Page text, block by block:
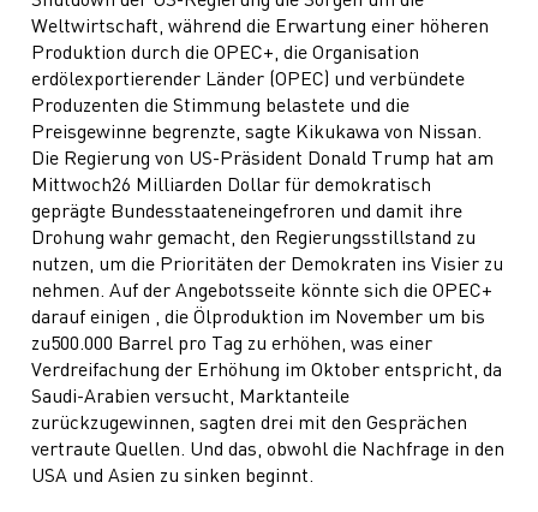
Weltwirtschaft, während die Erwartung einer höheren
Produktion durch die OPEC+, die Organisation
erdölexportierender Länder (OPEC) und verbündete
Produzenten die Stimmung belastete und die
Preisgewinne begrenzte, sagte Kikukawa von Nissan.
Die Regierung von US-Präsident Donald Trump hat am
Mittwoch26 Milliarden Dollar für demokratisch
geprägte Bundesstaateneingefroren und damit ihre
Drohung wahr gemacht, den Regierungsstillstand zu
nutzen, um die Prioritäten der Demokraten ins Visier zu
nehmen. Auf der Angebotsseite könnte sich die OPEC+
darauf einigen , die Ölproduktion im November um bis
zu500.000 Barrel pro Tag zu erhöhen, was einer
Verdreifachung der Erhöhung im Oktober entspricht, da
Saudi-Arabien versucht, Marktanteile
zurückzugewinnen, sagten drei mit den Gesprächen
vertraute Quellen. Und das, obwohl die Nachfrage in den
USA und Asien zu sinken beginnt.